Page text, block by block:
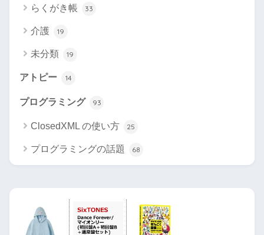
らくがき帳 33
介護 19
未分類 19
アトピー 14
プログラミング 93
ClosedXML の使い方 25
プログラミングの話題 68